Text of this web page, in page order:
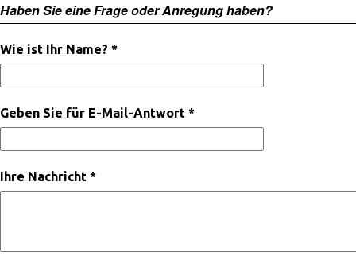
Haben Sie eine Frage oder Anregung haben?
Wie ist Ihr Name? *
Geben Sie für E-Mail-Antwort *
Ihre Nachricht *